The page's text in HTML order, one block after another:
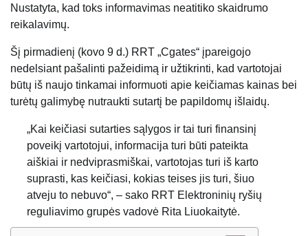
Nustatyta, kad toks informavimas neatitiko skaidrumo
reikalavimų.
Šį pirmadienį (kovo 9 d.) RRT „Cgates“ įpareigojo
nedelsiant pašalinti pažeidimą ir užtikrinti, kad vartotojai
būtų iš naujo tinkamai informuoti apie keičiamas kainas bei
turėtų galimybę nutraukti sutartį be papildomų išlaidų.
„Kai keičiasi sutarties sąlygos ir tai turi finansinį
poveikį vartotojui, informacija turi būti pateikta
aiškiai ir nedviprasmiškai, vartotojas turi iš karto
suprasti, kas keičiasi, kokias teises jis turi, šiuo
atveju to nebuvo“, – sako RRT Elektroninių ryšių
reguliavimo grupės vadovė Rita Liuokaitytė.